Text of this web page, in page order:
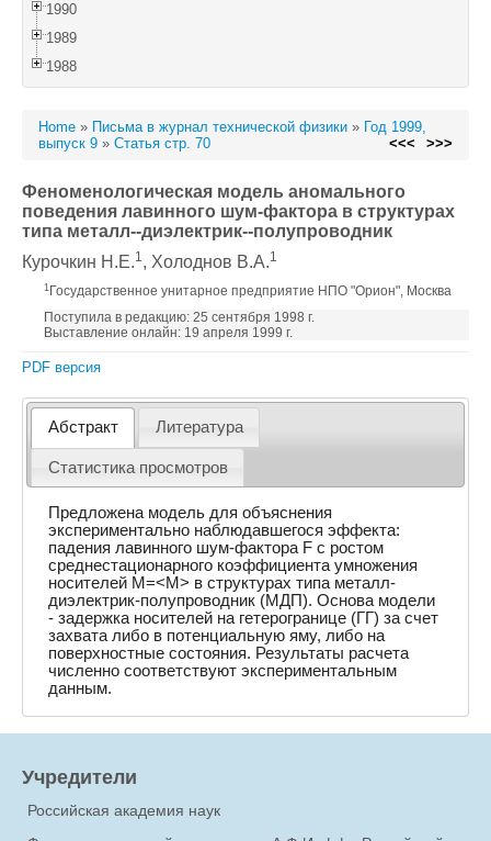
1990
1989
1988
Home » Письма в журнал технической физики » Год 1999,
выпуск 9 » Статья стр. 70 <<< >>>
Феноменологическая модель аномального
поведения лавинного шум-фактора в структурах
типа металл--диэлектрик--полупроводник
Курочкин Н.Е.1, Холоднов В.А.1
1 Государственное унитарное предприятие НПО "Орион", Москва
Поступила в редакцию: 25 сентября 1998 г.
Выставление онлайн: 19 апреля 1999 г.
PDF версия
Абстракт Литература
Статистика просмотров
Предложена модель для объяснения
экспериментально наблюдавшегося эффекта:
падения лавинного шум-фактора F с ростом
среднестационарного коэффициента умножения
носителей M=<M> в структурах типа металл-
диэлектрик-полупроводник (МДП). Основа модели
- задержка носителей на гетерогранице (ГГ) за счет
захвата либо в потенциальную яму, либо на
поверхностные состояния. Результаты расчета
численно соответствуют экспериментальным
данным.
Учредители
Российская академия наук